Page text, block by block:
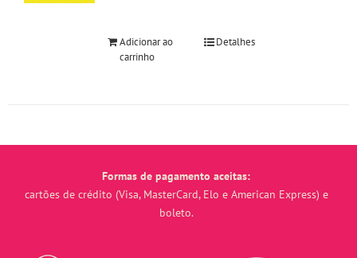
Adicionar ao
carrinho
Detalhes
Formas de pagamento aceitas:
cartões de crédito (Visa, MasterCard, Elo e American Express) e
boleto.